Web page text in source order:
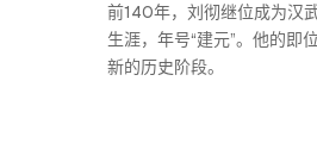
前140年，刘彻继位成为汉
生涯，年号“建元”。他的即
新的历史阶段。